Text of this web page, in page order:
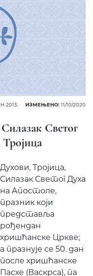
2013. ИЗМЕЊЕНО: 11/10/2020
Светог
Духови, Тројицa,
Силазак Светог Духа
на Апостоле,
празник који
представља
рођендан
хришћанске Цркве;
а празнује се 50. дан
после хришћанске
Пасхе (Васкрса), па